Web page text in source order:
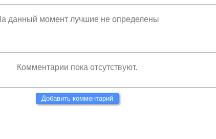
данный момент лучшие не определены
Комментарии пока отсутствуют.
Добавить комментарий